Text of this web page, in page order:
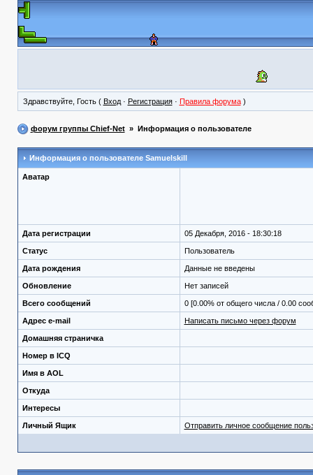
Здравствуйте, Гость ( Вход· Регистрация· Правила форума)
форум группы Chief-Net» Информация о пользователе
Информация о пользователе Samuelskill
Аватар
Дата регистрации 05 Декабря, 2016 - 18:30:18
Статус Пользователь
Дата рождения Данные не введены
Обновление Нет записей
Всего сообщений 0 [0.00% от общего числа / 0.00
Адрес e-mail Написать письмо через форум
Домашняя страничка
Номер в ICQ
Имя в AOL
Откуда
Интересы
Личный Ящик Отправить личное сообщение